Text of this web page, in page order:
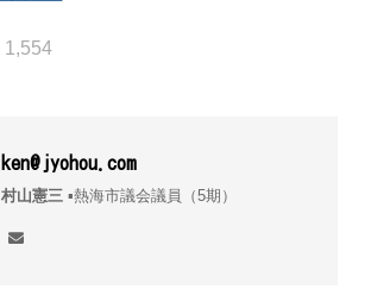
1,554
ken@jyohou.com
村山憲三▪︎熱海市議会議員（5期）